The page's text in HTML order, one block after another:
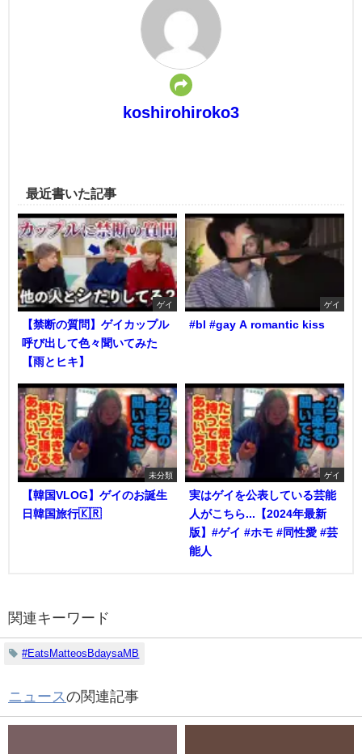
koshirohiroko3
最近書いた記事
ゲイ
【禁断の質問】ゲイカップル
呼び出して色々聞いてみた
【雨とヒキ】
ゲイ
#bl #gay A romantic kiss
未分類
【韓国VLOG】ゲイのお誕生
日韓国旅行🇰🇷
ゲイ
実はゲイを公表している芸能
人がこちら...【2024年最新
版】#ゲイ #ホモ #同性愛 #芸
能人
関連キーワード
#EatsMatteosBdaysaMB
ニュースの関連記事